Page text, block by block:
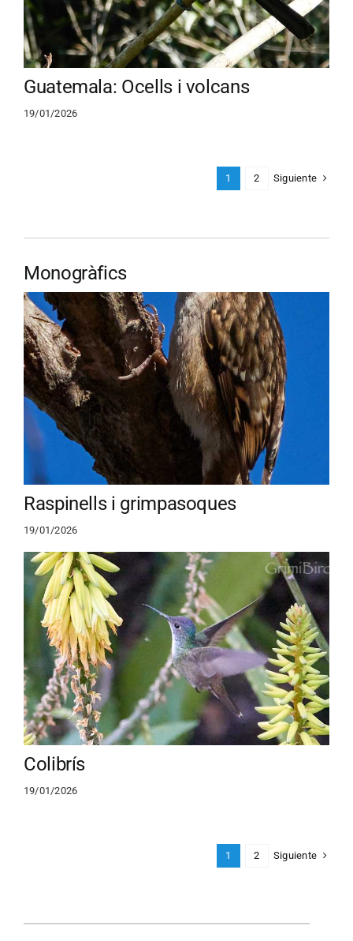
Guatemala: Ocells i volcans
19/01/2026
1 2 Siguiente
Monogràfics
Raspinells i grimpasoques
19/01/2026
Colibrís
19/01/2026
1 2 Siguiente